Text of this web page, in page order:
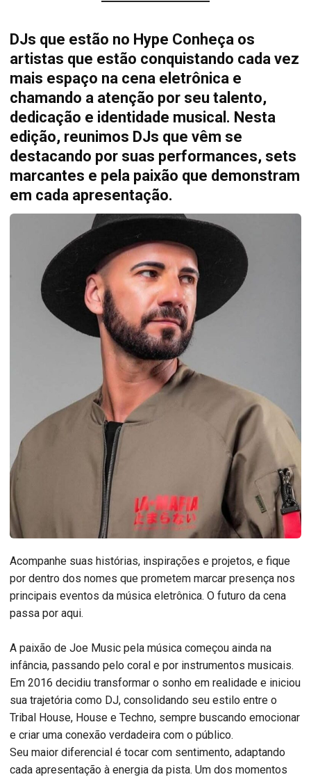
DJs que estão no Hype Conheça os
artistas que estão conquistando cada vez
mais espaço na cena eletrônica e
chamando a atenção por seu talento,
dedicação e identidade musical. Nesta
edição, reunimos DJs que vêm se
destacando por suas performances, sets
marcantes e pela paixão que demonstram
em cada apresentação.
Acompanhe suas histórias, inspirações e projetos, e fique
por dentro dos nomes que prometem marcar presença nos
principais eventos da música eletrônica. O futuro da cena
passa por aqui.
A paixão de Joe Music pela música começou ainda na
infância, passando pelo coral e por instrumentos musicais.
Em 2016 decidiu transformar o sonho em realidade e iniciou
sua trajetória como DJ, consolidando seu estilo entre o
Tribal House, House e Techno, sempre buscando emocionar
e criar uma conexão verdadeira com o público.
Seu maior diferencial é tocar com sentimento, adaptando
cada apresentação à energia da pista. Um dos momentos